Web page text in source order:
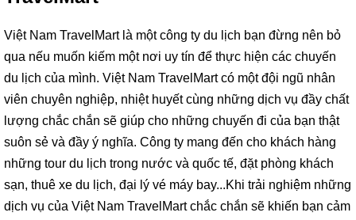
Việt Nam TravelMart là một công ty du lịch bạn đừng nên bỏ
qua nếu muốn kiếm một nơi uy tín để thực hiện các chuyến
du lịch của mình. Việt Nam TravelMart có một đội ngũ nhân
viên chuyên nghiệp, nhiệt huyết cùng những dịch vụ đầy chất
lượng chắc chắn sẽ giúp cho những chuyến đi của bạn thật
suôn sẻ và đầy ý nghĩa. Công ty mang đến cho khách hàng
những tour du lịch trong nước và quốc tế, đặt phòng khách
sạn, thuê xe du lịch, đại lý vé máy bay...Khi trải nghiệm những
dịch vụ của Việt Nam TravelMart chắc chắn sẽ khiến bạn cảm